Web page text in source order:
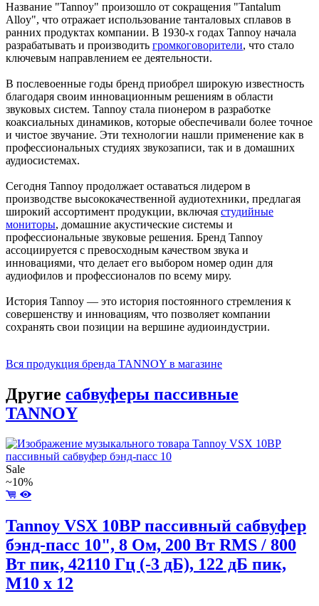
Название "Tannoy" произошло от сокращения "Tantalum
Alloy", что отражает использование танталовых сплавов в
ранних продуктах компании. В 1930-х годах Tannoy начала
разрабатывать и производить громкоговорители, что стало
ключевым направлением ее деятельности.
В послевоенные годы бренд приобрел широкую известность
благодаря своим инновационным решениям в области
звуковых систем. Tannoy стала пионером в разработке
коаксиальных динамиков, которые обеспечивали более точное
и чистое звучание. Эти технологии нашли применение как в
профессиональных студиях звукозаписи, так и в домашних
аудиосистемах.
Сегодня Tannoy продолжает оставаться лидером в
производстве высококачественной аудиотехники, предлагая
широкий ассортимент продукции, включая студийные
мониторы, домашние акустические системы и
профессиональные звуковые решения. Бренд Tannoy
ассоциируется с превосходным качеством звука и
инновациями, что делает его выбором номер один для
аудиофилов и профессионалов по всему миру.
История Tannoy — это история постоянного стремления к
совершенству и инновациям, что позволяет компании
сохранять свои позиции на вершине аудиоиндустрии.
Вся продукция бренда TANNOY в магазине
Другие сабвуферы пассивные
TANNOY
Sale
~10%
Tannoy VSX 10BP пассивный сабвуфер
бэнд-пасс 10", 8 Ом, 200 Вт RMS / 800
Вт пик, 42110 Гц (-3 дБ), 122 дБ пик,
M10 x 12